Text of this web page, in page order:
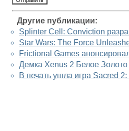
Другие публикации:
Splinter Cell: Conviction
Star Wars: The Force
Frictional Games
Демка Xenus 2 Белое
В печать ушла игра Sacred